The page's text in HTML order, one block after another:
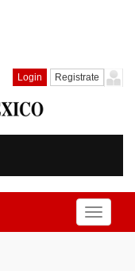
Login Registrate
Toggle